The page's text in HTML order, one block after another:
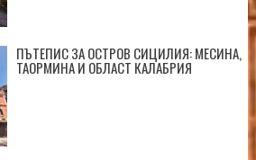
ПЪТЕПИС ЗА ОСТРОВ СИЦИЛИЯ: МЕСИНА,
ТАОРМИНА И ОБЛАСТ КАЛАБРИЯ